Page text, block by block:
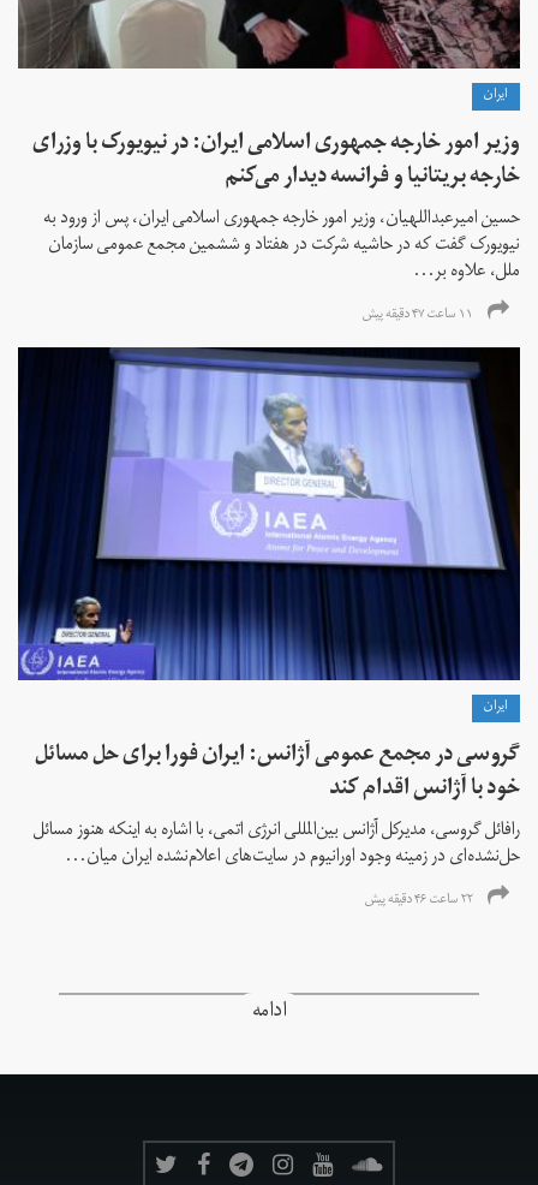
ايران
وزیر امور خارجه جمهوری اسلامی ایران: در نیویورک با وزرای
خارجه بریتانیا و فرانسه دیدار می‌کنم
حسین امیرعبداللهیان، وزیر امور خارجه جمهوری اسلامی ایران، پس از ورود به
نیویورک گفت که در حاشیه شرکت در هفتاد و ششمین مجمع عمومی سازمان
ملل، علاوه بر...
۱۱ ساعت ۴۷ دقیقه پیش
ايران
گروسی در مجمع عمومی آژانس: ایران فورا برای حل مسائل
خود با آژانس اقدام کند
رافائل گروسی، مدیرکل آژانس بین‌المللی انرژی اتمی، با اشاره به اینکه هنوز مسائل
حل‌نشده‌ای در زمینه وجود اورانیوم در سایت‌های اعلام‌نشده ایران میان...
۲۲ ساعت ۴۶ دقیقه پیش
ادامه